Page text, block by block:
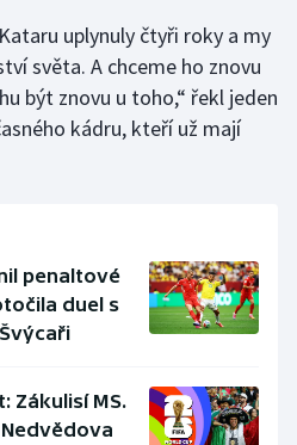
uplynuly čtyři roky a my
světa. A chceme ho znovu
být znovu u toho,“ řekl jeden
kádru, kteří už mají
penaltové
duel s
Zákulisí MS.